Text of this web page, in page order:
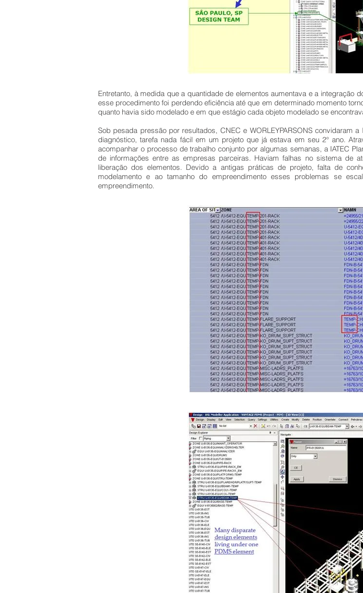
Entretanto, à medida que a quantidade de elementos aumentava e a integração
esse procedimento foi perdendo eficiência até que em determinado momento
quanto havia sido modelado e em que estágio cada objeto modelado se
Sob pesada pressão por resultados, CNEC e WORLEYPARSONS convidaram
diagnóstico, tarefa nada fácil em um projeto que já estava em seu 2° ano.
acompanhar o processo de trabalho conjunto por algumas semanas, a IATEC
de informações entre as empresas parceiras. Haviam falhas no sistema de
liberação dos elementos. Devido a antigas práticas de projeto, falta de
modelamento e ao tamanho do empreendimento esses problemas se
empreendimento.